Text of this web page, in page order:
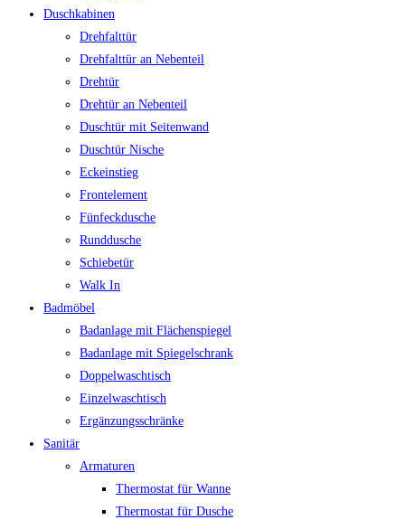
Duschkabinen
Drehfalttür
Drehfalttür an Nebenteil
Drehtür
Drehtür an Nebenteil
Duschtür mit Seitenwand
Duschtür Nische
Eckeinstieg
Frontelement
Fünfeckdusche
Runddusche
Schiebetür
Walk In
Badmöbel
Badanlage mit Flächenspiegel
Badanlage mit Spiegelschrank
Doppelwaschtisch
Einzelwaschtisch
Ergänzungsschränke
Sanitär
Armaturen
Thermostat für Wanne
Thermostat für Dusche